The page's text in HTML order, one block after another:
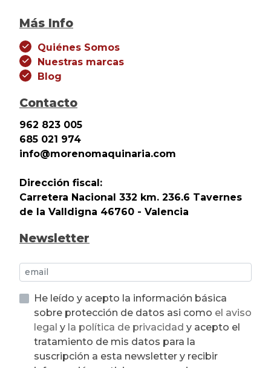
Más Info
Quiénes Somos
Nuestras marcas
Blog
Contacto
962 823 005
685 021 974
info@morenomaquinaria.com
Dirección fiscal:
Carretera Nacional 332 km. 236.6 Tavernes
de la Valldigna 46760 - Valencia
Newsletter
He leído y acepto la información básica
sobre protección de datos asi como el aviso
legal y la política de privacidad y acepto el
tratamiento de mis datos para la
suscripción a esta newsletter y recibir